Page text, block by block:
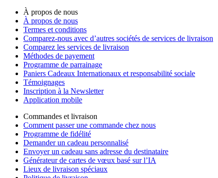
À propos de nous
À propos de nous
Termes et conditions
Comparez-nous avec d’autres sociétés de services de livraison
Comparez les services de livraison
Méthodes de payement
Programme de parrainage
Paniers Cadeaux Internationaux et responsabilité sociale
Témoignages
Inscription à la Newsletter
Application mobile
Commandes et livraison
Comment passer une commande chez nous
Programme de fidélité
Demander un cadeau personnalisé
Envoyer un cadeau sans adresse du destinataire
Générateur de cartes de vœux basé sur l’IA
Lieux de livraison spéciaux